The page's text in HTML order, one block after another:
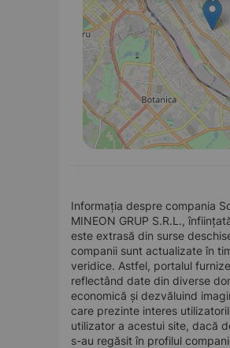
Informația despre compania
MINEON GRUP S.R.L.,
este extrasă din surse
companii sunt actualizate în
veridice. Astfel, portalul
reflectând date din diverse
economică și dezvăluind
care prezinte interes
utilizator a acestui site, dacă
s-au regăsit în profilul